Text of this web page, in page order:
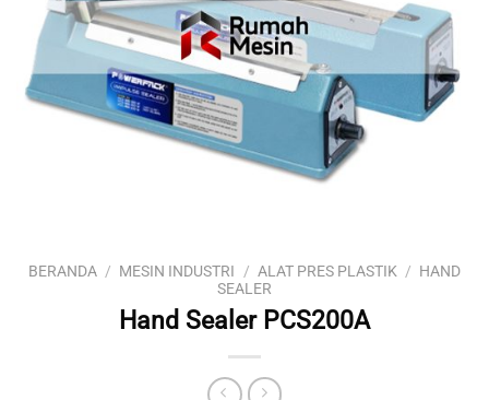
BERANDA / MESIN INDUSTRI / ALAT PRES PLASTIK / HAND
SEALER
Hand Sealer PCS200A